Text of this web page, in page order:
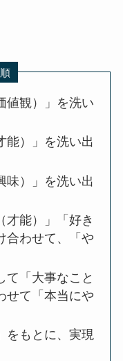
値観）」を洗い
能）」を洗い出
味）」を洗い出
才能）」「好き
合わせて、「や
て「大事なこと
せて「本当にや
をもとに、実現